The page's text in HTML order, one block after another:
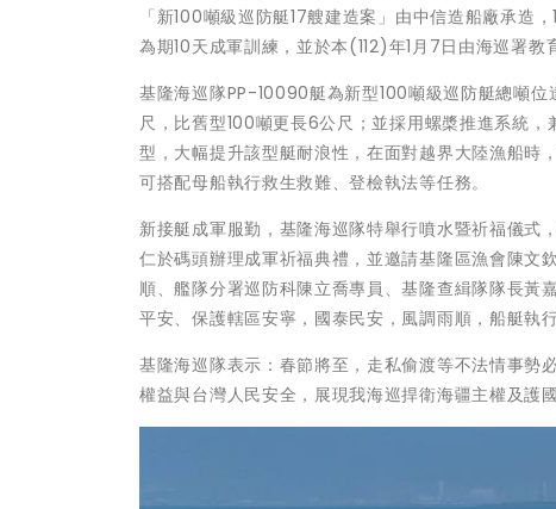
「新100噸級巡防艇17艘建造案」由中信造船廠承造
為期10天成軍訓練，並於本(112)年1月7日由海巡署
基隆海巡隊PP-10090艇為新型100噸級巡防艇總噸
尺，比舊型100噸更長6公尺；並採用螺槳推進系統
型，大幅提升該型艇耐浪性，在面對越界大陸漁船時
可搭配母船執行救生救難、登檢執法等任務。
新接艇成軍服勤，基隆海巡隊特舉行噴水暨祈福儀式
仁於碼頭辦理成軍祈福典禮，並邀請基隆區漁會陳文
順、艦隊分署巡防科陳立喬專員、基隆查緝隊隊長黃
平安、保護轄區安寧，國泰民安，風調雨順，船艇執
基隆海巡隊表示：春節將至，走私偷渡等不法情事勢
權益與台灣人民安全，展現我海巡捍衛海疆主權及護國